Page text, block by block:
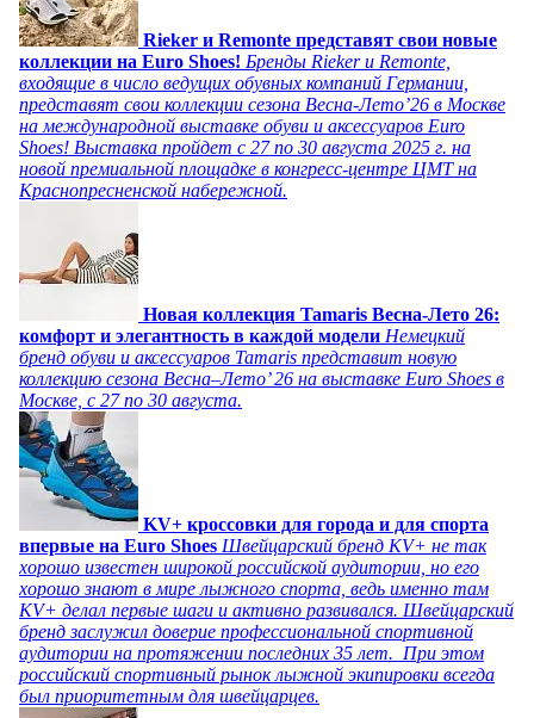
Rieker и Remonte представят свои новые
коллекции на Euro Shoes! Бренды Rieker и Remonte,
входящие в число ведущих обувных компаний Германии,
представят свои коллекции сезона Весна-Лето’26 в Москве
на международной выставке обуви и аксессуаров Euro
Shoes! Выставка пройдет c 27 по 30 августа 2025 г. на
новой премиальной площадке в конгресс-центре ЦМТ на
Краснопресненской набережной.
Новая коллекция Tamaris Весна-Лето 26:
комфорт и элегантность в каждой модели Немецкий
бренд обуви и аксессуаров Tamaris представит новую
коллекцию сезона Весна–Лето’ 26 на выставке Euro Shoes в
Москве, с 27 по 30 августа.
KV+ кроссовки для города и для спорта
впервые на Euro Shoes Швейцарский бренд KV+ не так
хорошо известен широкой российской аудитории, но его
хорошо знают в мире лыжного спорта, ведь именно там
KV+ делал первые шаги и активно развивался. Швейцарский
бренд заслужил доверие профессиональной спортивной
аудитории на протяжении последних 35 лет. При этом
российский спортивный рынок лыжной экипировки всегда
был приоритетным для швейцарцев.